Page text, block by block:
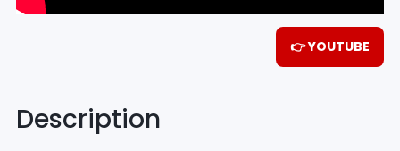
👉 YOUTUBE
Description